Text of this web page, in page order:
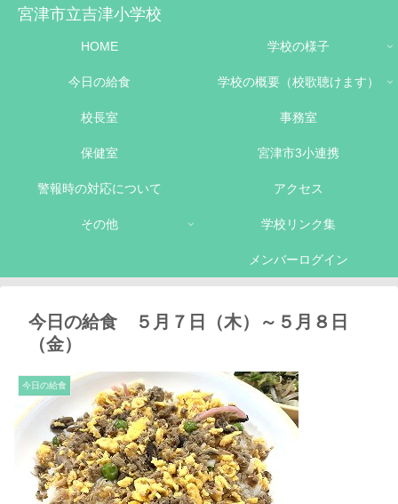
宮津市立吉津小学校
HOME 学校の様子
今日の給食 学校の概要（校歌聴けます）
校長室 事務室
保健室 宮津市3小連携
警報時の対応について アクセス
その他 学校リンク集
メンバーログイン
今日の給食 ５月７日（木）～５月８日
（金）
今日の給食